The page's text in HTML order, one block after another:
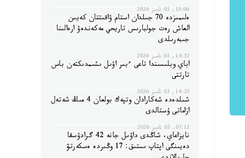
15:06, 03 تامىز 2026
ەلىمىزدە 70 جىلدان استام ۋاقىتتان كەيىن
العاش رەت جولبارىس تاريحي مەكەندەۋ ارەالىنا
جىبەرىلدى
14:52, 03 تامىز 2026
اباي وبلىسىندا تاعى ءبىر اۋىل ىشىمدىكتەن باس
تارتتى
14:23, 03 تامىز 2026
شىلدەدە شەكارادان وتپەك بولعان 4 مىڭ شەتەل
ازاماتى ۇستالدى
07:12, 03 تامىز 2026
نايزاعاي، شاڭدى داۋىل جانە 42 گرادۋسقا
دەيىنگى اپتاپ ىستىق: 17 وڭىردە ەسكەرتۋ